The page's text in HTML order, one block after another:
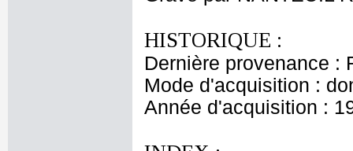
HISTORIQUE :
Dernière provenance :
Mode d'acquisition :
Année d'acquisition :